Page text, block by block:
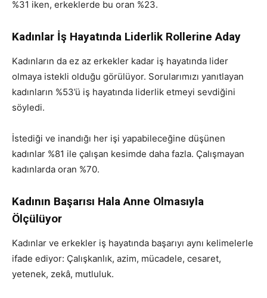
%31 iken, erkeklerde bu oran %23.
Kadınlar İş Hayatında Liderlik Rollerine Aday
Kadınların da ez az erkekler kadar iş hayatında lider
olmaya istekli olduğu görülüyor. Sorularımızı yanıtlayan
kadınların %53’ü iş hayatında liderlik etmeyi sevdiğini
söyledi.
İstediği ve inandığı her işi yapabileceğine düşünen
kadınlar %81 ile çalışan kesimde daha fazla. Çalışmayan
kadınlarda oran %70.
Kadının Başarısı Hala Anne Olmasıyla
Ölçülüyor
Kadınlar ve erkekler iş hayatında başarıyı aynı kelimelerle
ifade ediyor: Çalışkanlık, azim, mücadele, cesaret,
yetenek, zekâ, mutluluk.